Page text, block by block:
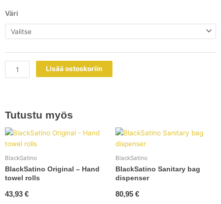
Väri
BlackSatino
Hygiene
bin
liter
määrä
Lisää ostoskoriin
Tutustu myös
BlackSatino
BlackSatino Original – Hand
towel rolls
43,93 €
BlackSatino
BlackSatino Sanitary bag
dispenser
80,95 €
Tällä